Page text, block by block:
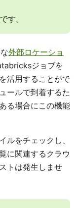
です。
外部ロケーショ
ジョブを
活用することがで
ールで到着するた
る場合にこの機能
ルをチェックし、
に関連するクラウ
トは発生しませ